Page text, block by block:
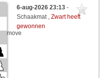
move
6-aug-2026 23:13-
Schaakmat ,Zwart heeft
gewonnen